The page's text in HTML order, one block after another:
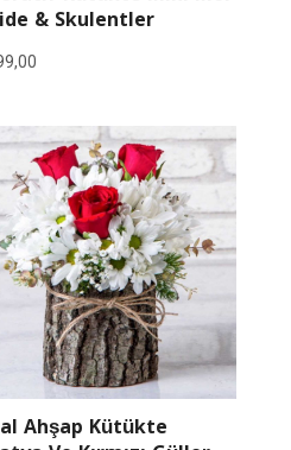
& Skulentler
Ahşap Kütükte